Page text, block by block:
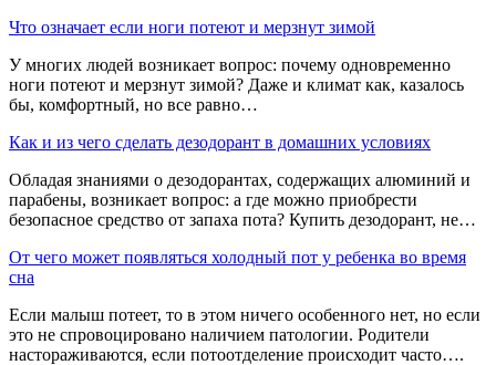
Что означает если ноги потеют и мерзнут зимой
У многих людей возникает вопрос: почему одновременно
ноги потеют и мерзнут зимой? Даже и климат как, казалось
бы, комфортный, но все равно…
Как и из чего сделать дезодорант в домашних условиях
Обладая знаниями о дезодорантах, содержащих алюминий и
парабены, возникает вопрос: а где можно приобрести
безопасное средство от запаха пота? Купить дезодорант, не…
От чего может появляться холодный пот у ребенка во время
сна
Если малыш потеет, то в этом ничего особенного нет, но если
это не спровоцировано наличием патологии. Родители
настораживаются, если потоотделение происходит часто….